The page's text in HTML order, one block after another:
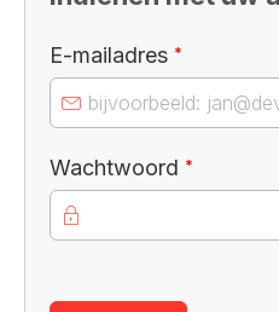
E-mailadres *
Wachtwoord *